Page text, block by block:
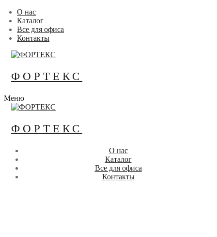
Перейти
содержимому
Меню
Закрыть
О нас
Каталог
Все для офиса
Контакты
ФОРТЕКС
Меню
ФОРТЕКС
О нас
Каталог
Все для офиса
Контакты